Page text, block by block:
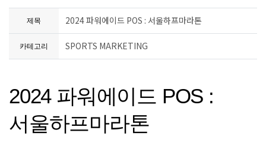
제목 2024 파워에이드 POS : 서울하프마라톤
카테고리 SPORTS MARKETING
2024 파워에이드 POS :
서울하프마라톤